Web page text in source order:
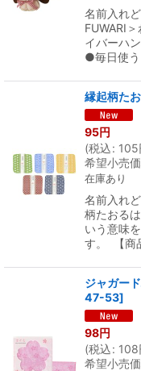
名前入れ
FUWARI
イバーハ
●毎日使
縁起柄た
95円
(税込: 105
希望小売価
在庫あり
名前入れ
柄たおる
いう意味
す。 【商
ジャガー
47-53]
98円
(税込: 108
希望小売価